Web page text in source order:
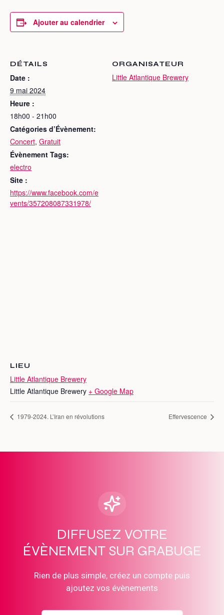
Ajouter au calendrier
DÉTAILS
Date :
9 mai 2024
Heure :
18h00 - 21h00
Catégories d’Évènement:
Concert, Gratuit
Évènement Tags:
electro
Site :
https://www.facebook.com/e
vents/357208087331978/
ORGANISATEUR
Little Atlantique Brewery
LIEU
Little Atlantique Brewery
Little Atlantique Brewery + Google Map
1979-2024. L’Iran en révolutions Effervescence
DIFFUSEZ VOTRE
ÉVÈNEMENT SUR GRABUGE
Rien de plus simple, créez un compte puis
ajoutez vos évènements